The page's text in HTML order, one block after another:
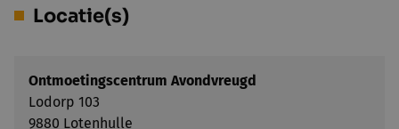
Locatie(s)
Ontmoetingscentrum Avondvreugd
Lodorp 103
9880 Lotenhulle